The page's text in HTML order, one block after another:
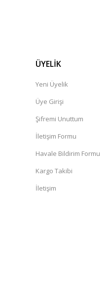
ÜYELİK
Yeni Üyelik
Üye Girişi
Şifremi Unuttum
İletişim Formu
Havale Bildirim Formu
Kargo Takibi
İletişim